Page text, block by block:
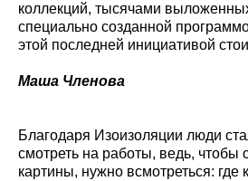
коллекций, тысячами
специально созданной
этой последней инициативой
Маша Членова
Благодаря Изоизоляции люди
смотреть на работы, ведь, чтобы
картины, нужно всмотреться: где